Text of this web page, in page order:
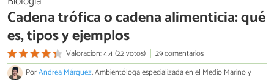
Cadena trófica o cadena alimenticia: qué
es, tipos y ejemplos
Valoración: 4.4 (22 votos)
29 comentarios
PorAndrea Márquez, Ambientóloga especializada en el Medio Marino y